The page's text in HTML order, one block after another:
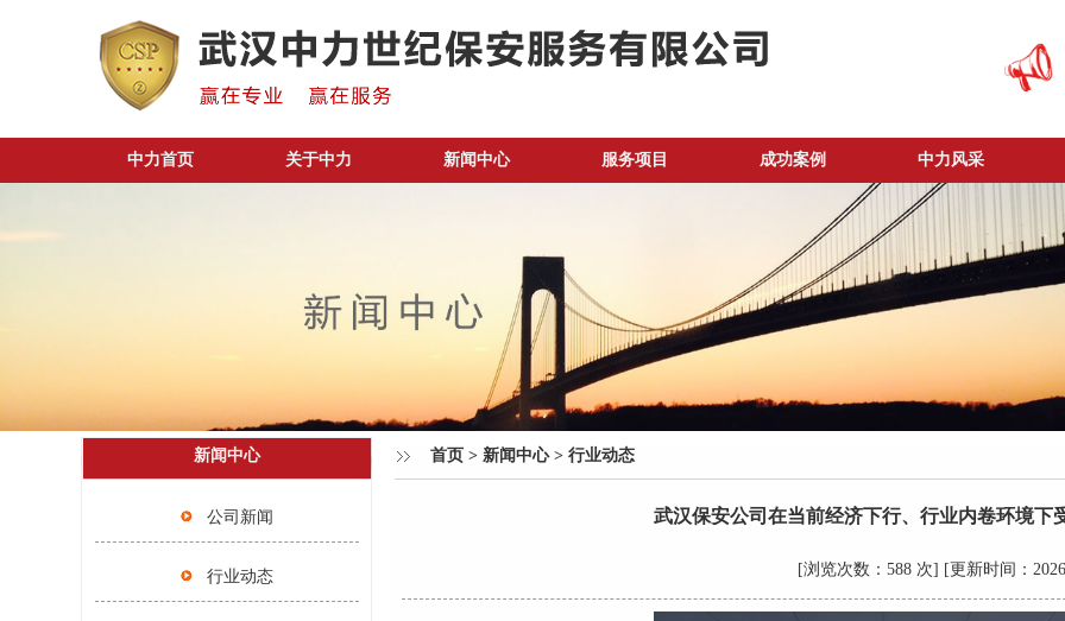
中力首页 关于中力 新闻中心 服务项目 成功案例 中力风采
新闻中心
公司新闻
行业动态
首页 > 新闻中心> 行业动态
武汉保安公司在当前经济下行、行业内卷环境下
[浏览次数：588 次] [更新时间：